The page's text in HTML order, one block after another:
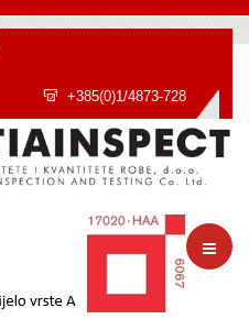
+385(0)1/4873-728